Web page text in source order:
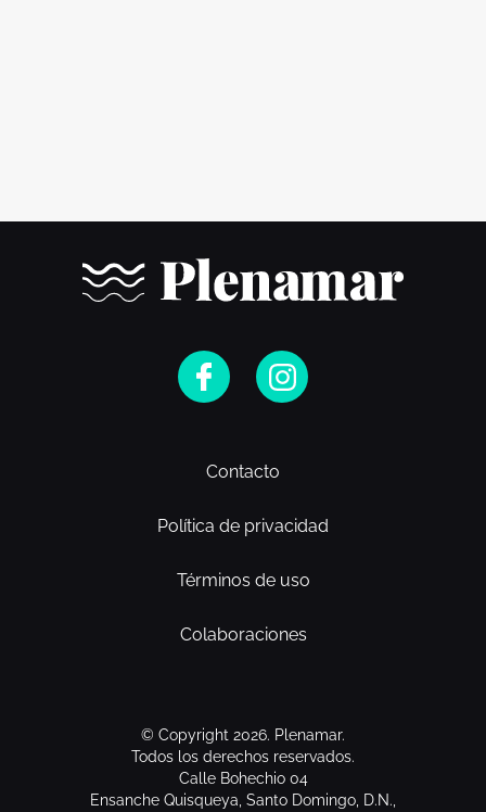
Contacto
Política de privacidad
Términos de uso
Colaboraciones
© Copyright 2026. Plenamar.
Todos los derechos reservados.
Calle Bohechio 04
Ensanche Quisqueya, Santo Domingo, D.N.,